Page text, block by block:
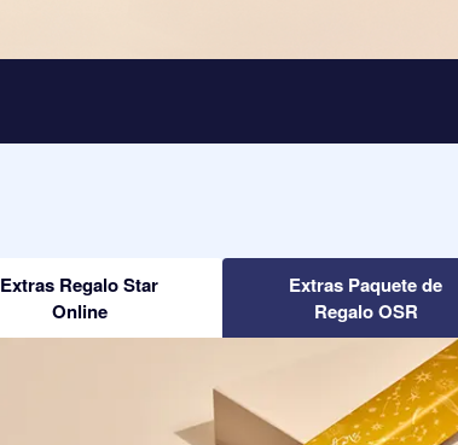
Extras Regalo Star
Online
Extras Paquete de
Regalo OSR